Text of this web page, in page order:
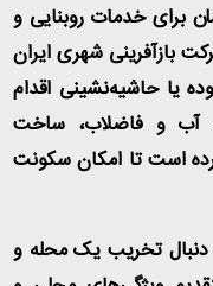
و ۵۰۰ میلیارد تومان برای خدمات روبنایی و
بازآفرینی شهری ایران
یا حاشیه‌نشینی اقدام
آب و فاضلاب، ساخت
است تا امکان سکونت
دنبال تخریب یک محله و